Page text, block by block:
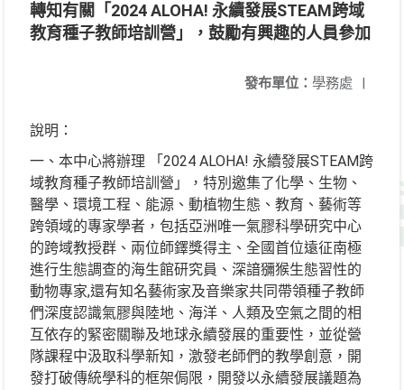
轉知有關「2024 ALOHA! 永續發展STEAM跨域
教育種子教師培訓營」，鼓勵有興趣的人員參加
發布單位： 學務處 |
說明：
一、本中心將辦理 「2024 ALOHA! 永續發展STEAM跨
域教育種子教師培訓營」，特別邀集了化學、生物、
醫學、環境工程、能源、動植物生態、教育、藝術等
跨領域的專家學者，包括亞洲唯一氣膠科學研究中心
的跨域教授群、兩位師鐸獎得主、全國首位遠征南極
進行生態調查的海生館研究員、深諳獼猴生態習性的
動物專家,還有知名藝術家及音樂家共同帶領種子教師
們深度認識氣膠與陸地、海洋、人類及空氣之間的相
互依存的緊密關聯及地球永續發展的重要性，並從營
隊課程中汲取科學新知，激發老師們的教學創意，開
發打破傳統學科的框架侷限，開發以永續發展議題為